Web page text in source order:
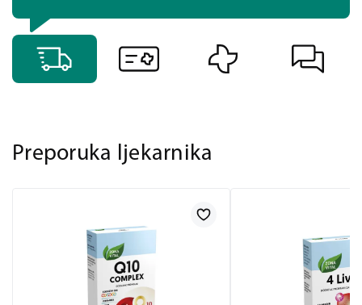
Preporuka ljekarnika